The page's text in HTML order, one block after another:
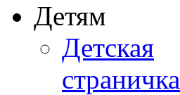
Детям
Детская
страничка